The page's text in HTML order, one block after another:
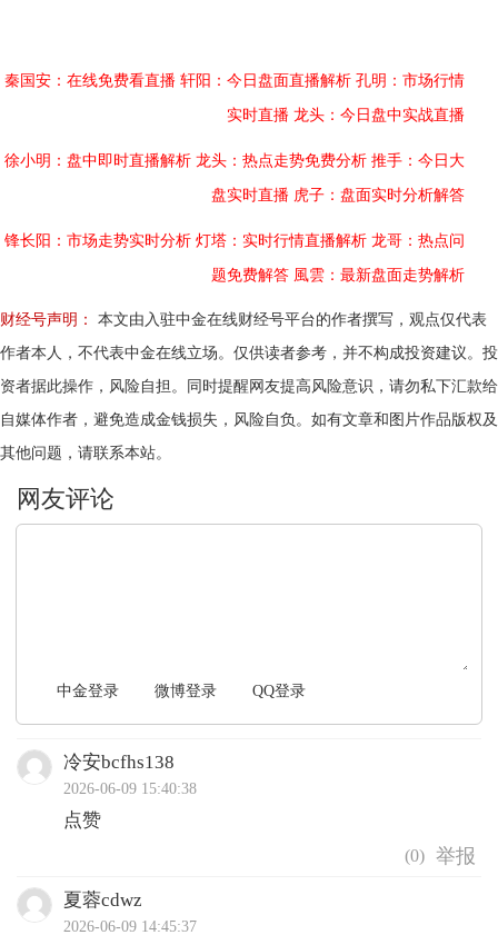
秦国安：在线免费看直播 轩阳：今日盘面直播解析 孔明：市场行情
实时直播 龙头：今日盘中实战直播
徐小明：盘中即时直播解析 龙头：热点走势免费分析 推手：今日大
盘实时直播 虎子：盘面实时分析解答
锋长阳：市场走势实时分析 灯塔：实时行情直播解析 龙哥：热点问
题免费解答 風雲：最新盘面走势解析
财经号声明：
本文由入驻中金在线财经号平台的作者撰写，观点仅代表
作者本人，不代表中金在线立场。仅供读者参考，并不构成投资建议。投
资者据此操作，风险自担。同时提醒网友提高风险意识，请勿私下汇款给
自媒体作者，避免造成金钱损失，风险自负。如有文章和图片作品版权及
其他问题，请联系本站。
中金登录 微博登录 QQ登录
冷安bcfhs138
2026-06-09 15:40:38
点赞
(0)
夏蓉cdwz
2026-06-09 14:45:37